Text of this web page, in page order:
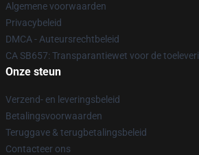
Algemene voorwaarden
Privacybeleid
DMCA - Auteursrechtbeleid
CA SB657: Transparantiewet voor de
Onze steun
Verzend- en leveringsbeleid
Betalingsvoorwaarden
Teruggave & terugbetalingsbeleid
Contacteer ons